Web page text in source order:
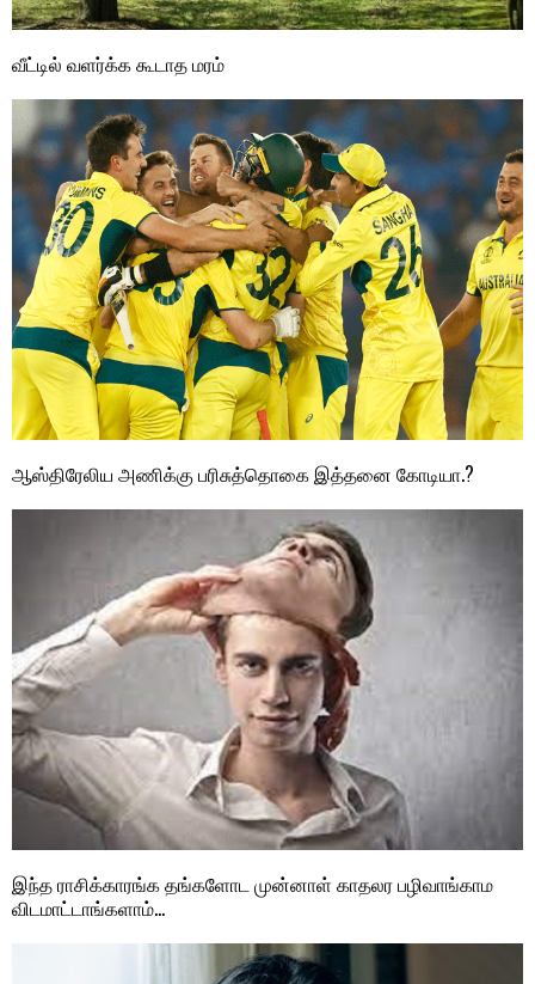
வீட்டில் வளர்க்க கூடாத மரம்
ஆஸ்திரேலிய அணிக்கு பரிசுத்தொகை இத்தனை கோடியா.?
இந்த ராசிக்காரங்க தங்களோட முன்னாள் காதலர பழிவாங்காம
விடமாட்டாங்களாம்…